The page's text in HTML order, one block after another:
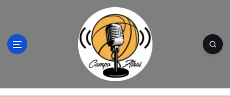
l
Campo Atrás - Tu web de baloncesto donde